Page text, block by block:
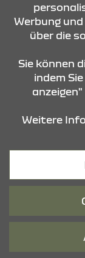
KONTAKT &
STANDORTE
© 2026
Werbung
über die
Sie können
indem
Weitere